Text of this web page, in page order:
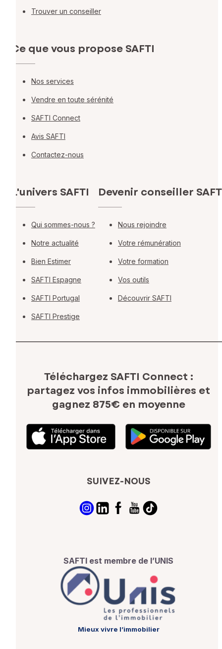
Trouver un conseiller
Ce que vous propose SAFTI
Nos services
Vendre en toute sérénité
SAFTI Connect
Avis SAFTI
Contactez-nous
L'univers SAFTI
Qui sommes-nous ?
Notre actualité
Bien Estimer
SAFTI Espagne
SAFTI Portugal
SAFTI Prestige
Devenir conseiller
Nous rejoindre
Votre rémunération
Votre formation
Vos outils
Découvrir SAFTI
Téléchargez SAFTI Connect :
partagez vos infos immobilières et
gagnez 875€ en moyenne
SUIVEZ-NOUS
SAFTI est membre de l’UNIS
Mieux vivre l’immobilier